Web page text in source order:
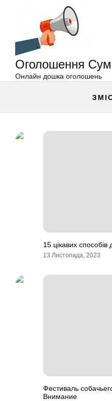
Оголошення
Онлайн дошка оголошень
15 цікавих
13 Листопада, 2023
Фестиваль
Внимание